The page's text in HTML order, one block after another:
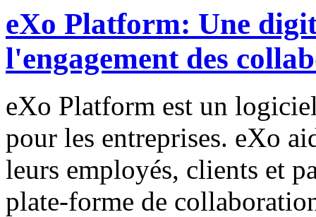
eXo Platform: Une
l'engagement des
eXo Platform est un
pour les entreprises. eXo
leurs employés, clients et
plate-forme de